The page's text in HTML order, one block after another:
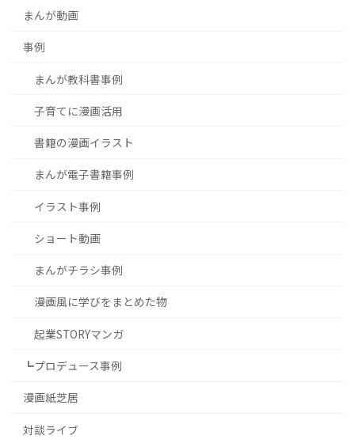
まんが動画
事例
まんが教科書事例
子育てに漫画活用
書籍の漫画イラスト
まんが電子書籍事例
イラスト事例
ショート動画
まんがチラシ事例
漫画風に学びをまとめた物
起業STORYマンガ
┗プロデュース事例
漫画紙芝居
対談ライブ